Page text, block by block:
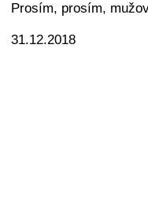
Prosím, prosím,
31.12.2018